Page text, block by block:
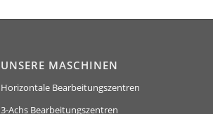
UNSERE MASCHINEN
Horizontale Bearbeitungszentren
3-Achs Bearbeitungszentren